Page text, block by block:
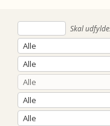
Skal